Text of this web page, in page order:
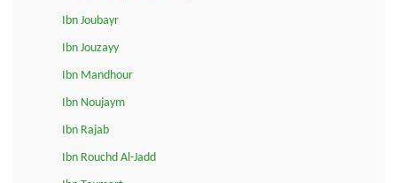
Ibn Joubayr
Ibn Jouzayy
Ibn Mandhour
Ibn Noujaym
Ibn Rajab
Ibn Rouchd Al-Jadd